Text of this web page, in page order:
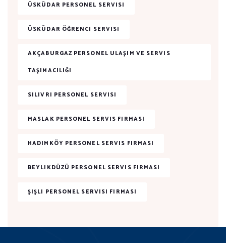
ÜSKÜDAR PERSONEL SERVISI
ÜSKÜDAR ÖĞRENCI SERVISI
AKÇABURGAZ PERSONEL ULAŞIM VE SERVIS
TAŞIMACILIĞI
SILIVRI PERSONEL SERVISI
MASLAK PERSONEL SERVIS FIRMASI
HADIMKÖY PERSONEL SERVIS FIRMASI
BEYLIKDÜZÜ PERSONEL SERVIS FIRMASI
ŞIŞLI PERSONEL SERVISI FIRMASI